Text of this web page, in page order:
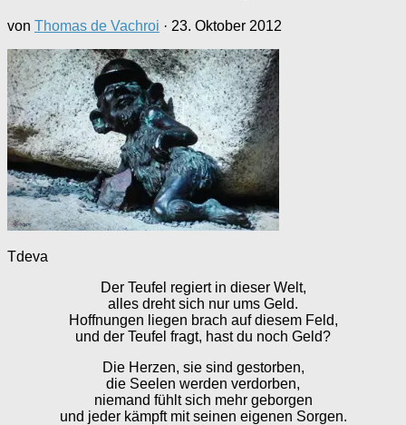
von Thomas de Vachroi · 23. Oktober 2012
Tdeva
Der Teufel regiert in dieser Welt,
alles dreht sich nur ums Geld.
Hoffnungen liegen brach auf diesem Feld,
und der Teufel fragt, hast du noch Geld?
Die Herzen, sie sind gestorben,
die Seelen werden verdorben,
niemand fühlt sich mehr geborgen
und jeder kämpft mit seinen eigenen Sorgen.